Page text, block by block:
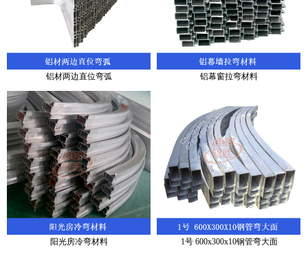
铝材两边直位弯弧 铝幕窗拉弯材料
阳光房冷弯材料 1号 600x300x10钢管弯大面